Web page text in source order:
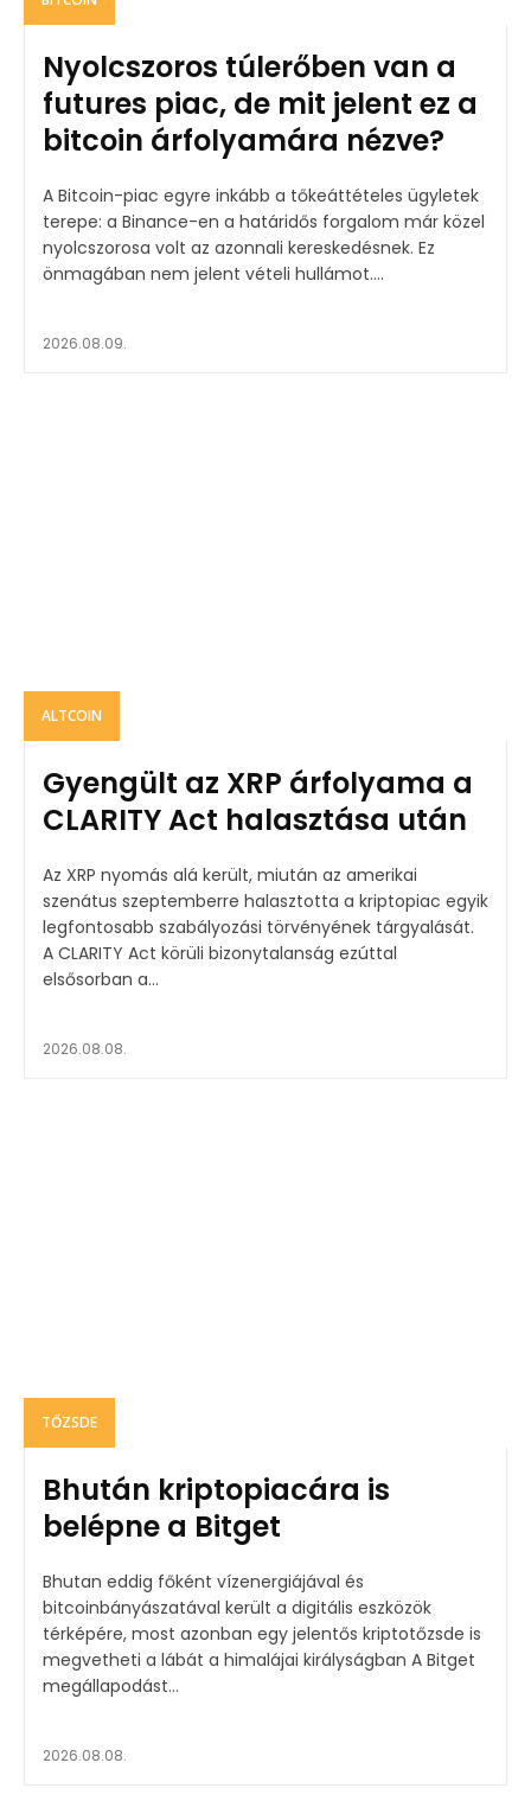
Nyolcszoros túlerőben van a
futures piac, de mit jelent ez a
bitcoin árfolyamára nézve?
A Bitcoin-piac egyre inkább a tőkeáttételes ügyletek
terepe: a Binance-en a határidős forgalom már közel
nyolcszorosa volt az azonnali kereskedésnek. Ez
önmagában nem jelent vételi hullámot....
2026.08.09.
ALTCOIN
Gyengült az XRP árfolyama a
CLARITY Act halasztása után
Az XRP nyomás alá került, miután az amerikai
szenátus szeptemberre halasztotta a kriptopiac egyik
legfontosabb szabályozási törvényének tárgyalását.
A CLARITY Act körüli bizonytalanság ezúttal
elsősorban a...
2026.08.08.
TŐZSDE
Bhután kriptopiacára is
belépne a Bitget
Bhutan eddig főként vízenergiájával és
bitcoinbányászatával került a digitális eszközök
térképére, most azonban egy jelentős kriptotőzsde is
megvetheti a lábát a himalájai királyságban A Bitget
megállapodást...
2026.08.08.